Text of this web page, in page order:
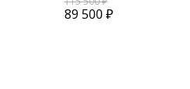
89 500 ₽